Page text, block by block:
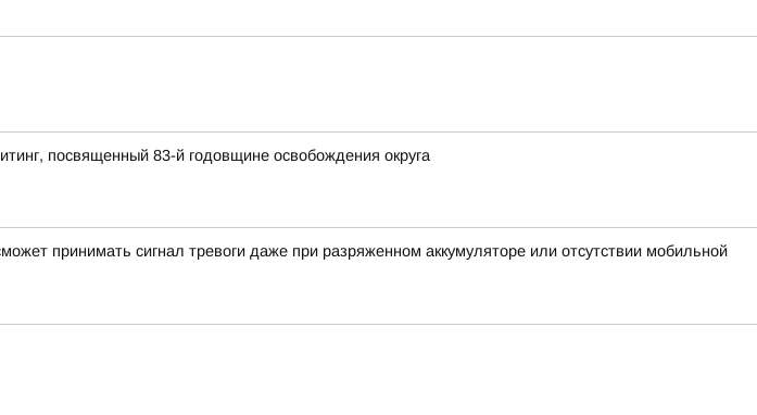
посвященный 83-й годовщине освобождения округа
принимать сигнал тревоги даже при разряженном аккумуляторе или отсутствии мобильной